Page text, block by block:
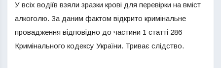
У всіх водіїв взяли зразки крові для перевірки на вміст
алкоголю. За даним фактом відкрито кримінальне
провадження відповідно до частини 1 статті 286
Кримінального кодексу України. Триває слідство.